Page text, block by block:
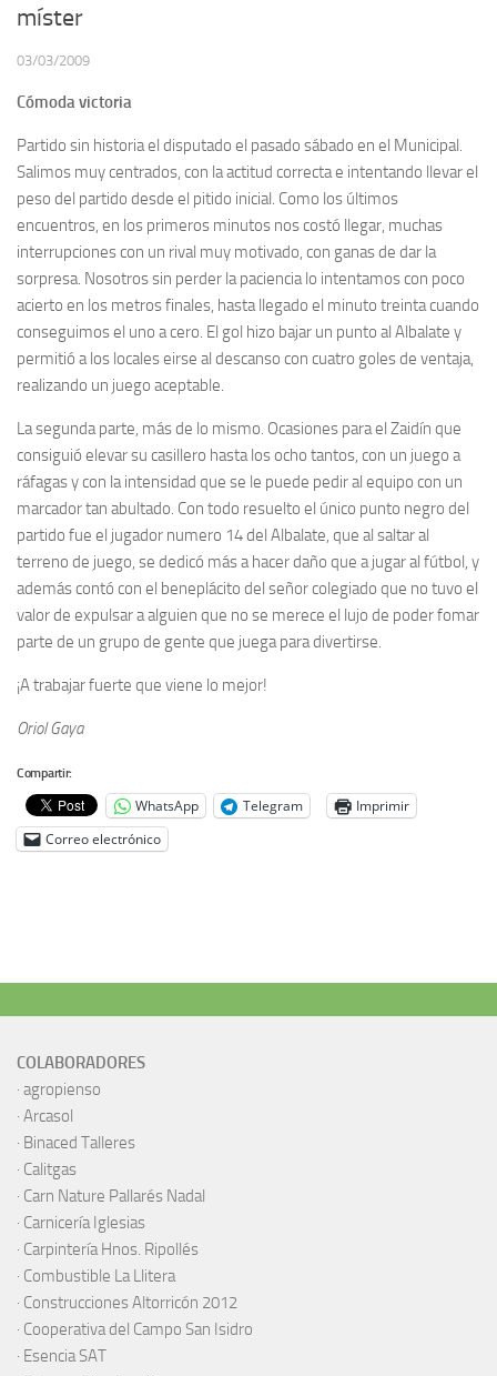
míster
03/03/2009
Cómoda victoria
Partido sin historia el disputado el pasado sábado en el Municipal.
Salimos muy centrados, con la actitud correcta e intentando llevar el
peso del partido desde el pitido inicial. Como los últimos
encuentros, en los primeros minutos nos costó llegar, muchas
interrupciones con un rival muy motivado, con ganas de dar la
sorpresa. Nosotros sin perder la paciencia lo intentamos con poco
acierto en los metros finales, hasta llegado el minuto treinta cuando
conseguimos el uno a cero. El gol hizo bajar un punto al Albalate y
permitió a los locales eirse al descanso con cuatro goles de ventaja,
realizando un juego aceptable.
La segunda parte, más de lo mismo. Ocasiones para el Zaidín que
consiguió elevar su casillero hasta los ocho tantos, con un juego a
ráfagas y con la intensidad que se le puede pedir al equipo con un
marcador tan abultado. Con todo resuelto el único punto negro del
partido fue el jugador numero 14 del Albalate, que al saltar al
terreno de juego, se dedicó más a hacer daño que a jugar al fútbol, y
además contó con el beneplácito del señor colegiado que no tuvo el
valor de expulsar a alguien que no se merece el lujo de poder fomar
parte de un grupo de gente que juega para divertirse.
¡A trabajar fuerte que viene lo mejor!
Oriol Gaya
Compartir:
WhatsApp Telegram
Imprimir
Correo electrónico
COLABORADORES
· agropienso
· Arcasol
· Binaced Talleres
· Calitgas
· Carn Nature Pallarés Nadal
· Carnicería Iglesias
· Carpintería Hnos. Ripollés
· Combustible La Llitera
· Construcciones Altorricón 2012
· Cooperativa del Campo San Isidro
· Esencia SAT